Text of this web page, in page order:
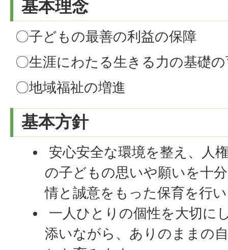
基本理念
〇子どもの最善の利益の保障
〇生涯にわたる生きる力の基礎
〇地域福祉の増進
基本方針
安心安全な環境を整え、人
の子どもの思いや願いを十
情と誠意をもった保育を行
一人ひとりの個性を大切に
添いながら、ありのままの